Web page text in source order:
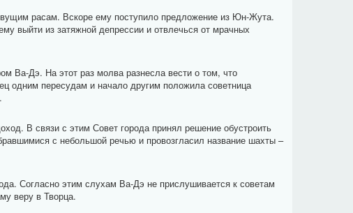
расам. Вскоре ему поступило предложение из Юн-Жута.
выйти из затяжной депрессии и отвлечься от мрачных
Ва-Дэ. На этот раз молва разнесла вести о том, что
одним пересудам и начало другим положила советница
В связи с этим Совет города принял решение обустроить
с небольшой речью и провозгласил название шахты –
Согласно этим слухам Ва-Дэ не прислушивается к советам
веру в Творца.